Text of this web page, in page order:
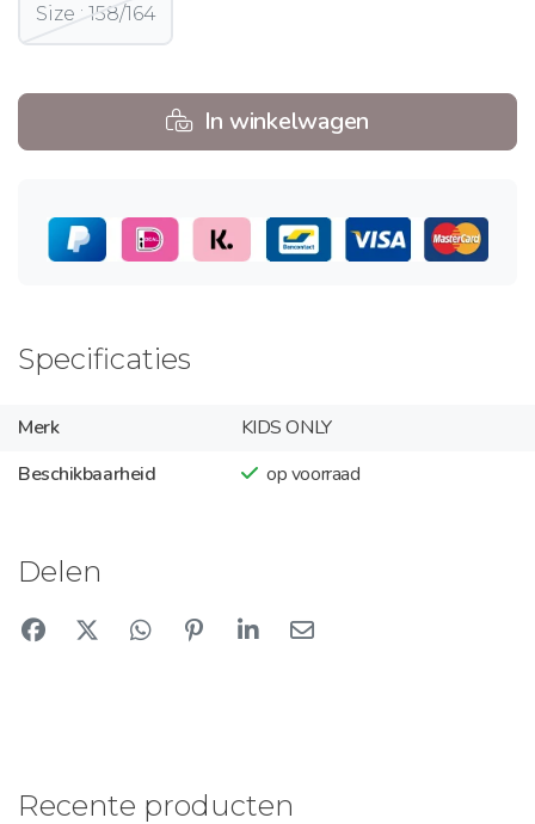
Size : 158/164
In winkelwagen
Specificaties
Merk
KIDS ONLY
Beschikbaarheid
op voorraad
Delen
Recente producten